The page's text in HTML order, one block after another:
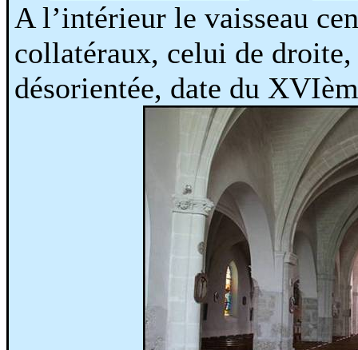
A l’intérieur le vaisseau
collatéraux, celui de
désorientée, date du